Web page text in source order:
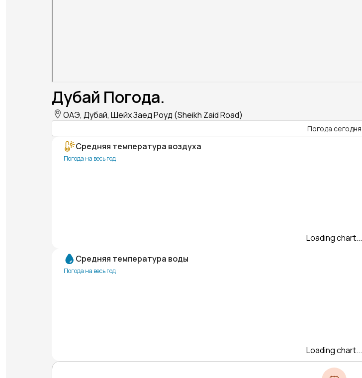
Дубай Погода.
ОАЭ, Дубай, Шейх Заед Роуд (Sheikh Zaid Road)
Погода сегодня
Средняя температура воздуха
Погода на весь год
Loading chart...
Средняя температура воды
Погода на весь год
Loading chart...